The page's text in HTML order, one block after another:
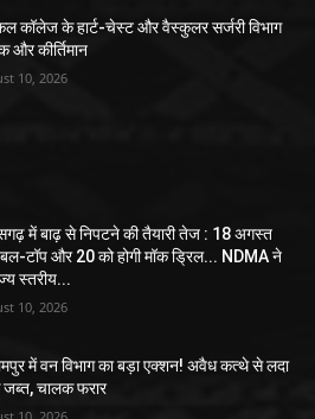
कॉलेज के हार्ट-चेस्ट और वैस्कुलर सर्जरी विभाग
और कीर्तिमान
10, 2026
में बाढ़ से निपटने की तैयारी तेज : 18 अगस्त
टॉप और 20 को होगी मॉक ड्रिल... NDMA ने
स्तरीय...
10, 2026
में वन विभाग का बड़ा एक्शन! अवैध कत्थे से लदा
चालक फरार